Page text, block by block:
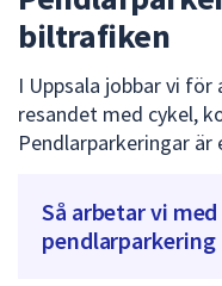
biltrafiken
I Uppsala jobbar vi
resandet med cykel,
Pendlarparkeringar
Så arbetar vi med
pendlarparkering